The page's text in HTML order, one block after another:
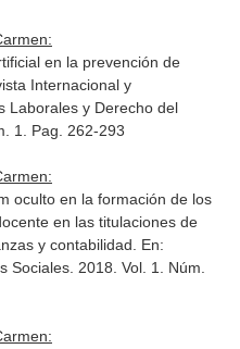
en la prevención de
Internacional y
Laborales y Derecho del
1. Pag. 262-293
oculto en la formación de los
en las titulaciones de
y contabilidad. En:
Sociales. 2018. Vol. 1. Núm.